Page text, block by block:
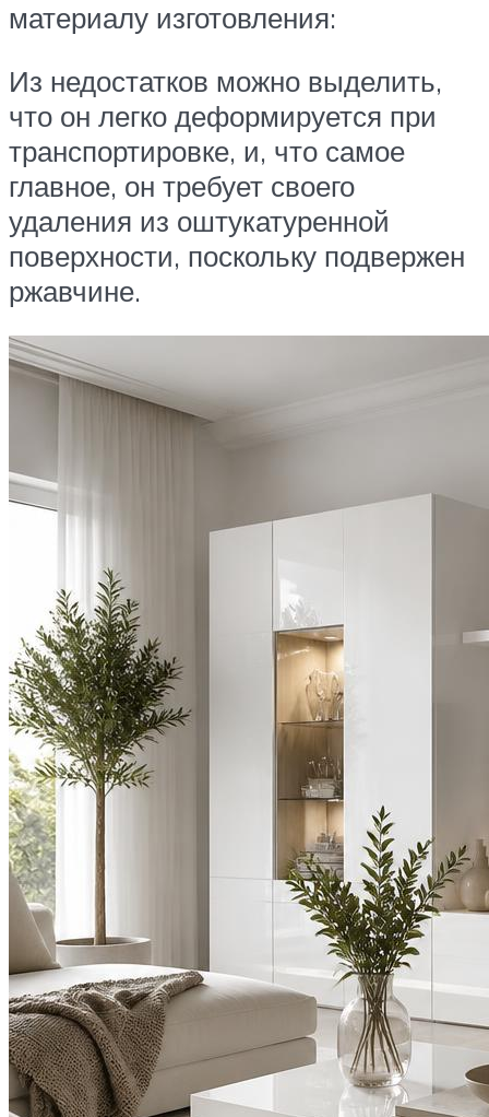
материалу изготовления:
Из недостатков можно выделить,
что он легко деформируется при
транспортировке, и, что самое
главное, он требует своего
удаления из оштукатуренной
поверхности, поскольку подвержен
ржавчине.